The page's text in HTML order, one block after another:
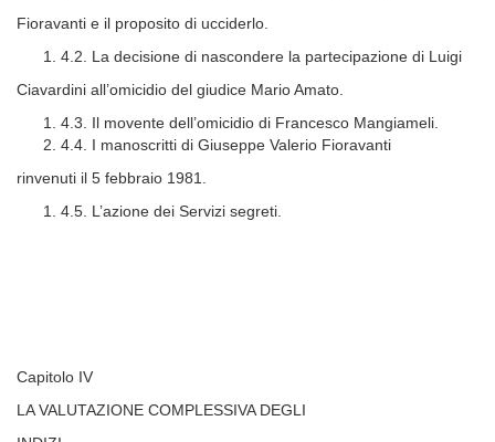
Fioravanti e il proposito di ucciderlo.
4.2. La decisione di nascondere la partecipazione di Luigi
Ciavardini all’omicidio del giudice Mario Amato.
4.3. Il movente dell’omicidio di Francesco Mangiameli.
4.4. I manoscritti di Giuseppe Valerio Fioravanti
rinvenuti il 5 febbraio 1981.
4.5. L’azione dei Servizi segreti.
Capitolo IV
LA VALUTAZIONE COMPLESSIVA DEGLI